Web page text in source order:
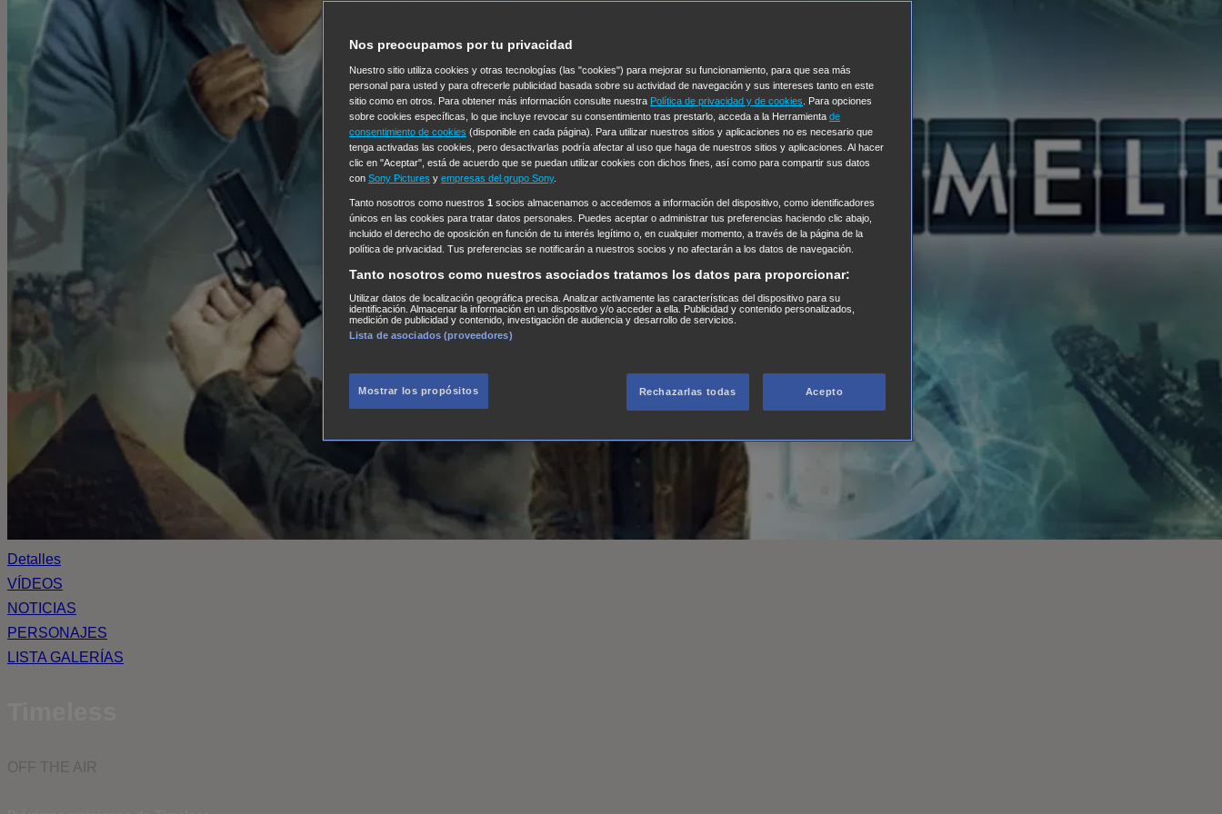
Detalles
VÍDEOS
NOTICIAS
PERSONAJES
LISTA GALERÍAS
OFF THE AIR
Nos preocupamos por tu privacidad
Nuestro sitio utiliza cookies y otras tecnologías (las "cookies") para mejorar su funcionamiento, para que sea más
personal para usted y para ofrecerle publicidad basada sobre su actividad de navegación y sus intereses tanto en este
sitio como en otros. Para obtener más información consulte nuestra Política de privacidad y de cookies . Para opciones
sobre cookies específicas, lo que incluye revocar su consentimiento tras prestarlo, acceda a la Herramienta de
consentimiento de cookies (disponible en cada página). Para utilizar nuestros sitios y aplicaciones no es necesario que
tenga activadas las cookies, pero desactivarlas podría afectar al uso que haga de nuestros sitios y aplicaciones. Al hacer
clic en "Aceptar", está de acuerdo que se puedan utilizar cookies con dichos fines, así como para compartir sus datos
con Sony Pictures y empresas del grupo Sony.
Tanto nosotros como nuestros 1 socios almacenamos o accedemos a información del dispositivo, como identificadores
únicos en las cookies para tratar datos personales. Puedes aceptar o administrar tus preferencias haciendo clic abajo,
incluido el derecho de oposición en función de tu interés legítimo o, en cualquier momento, a través de la página de la
política de privacidad. Tus preferencias se notificarán a nuestros socios y no afectarán a los datos de navegación.
Tanto nosotros como nuestros asociados tratamos los datos para proporcionar:
Utilizar datos de localización geográfica precisa. Analizar activamente las características del dispositivo para su
identificación. Almacenar la información en un dispositivo y/o acceder a ella. Publicidad y contenido personalizados,
medición de publicidad y contenido, investigación de audiencia y desarrollo de servicios.
Lista de asociados (proveedores)
Mostrar los propósitos Rechazarlas todas Acepto